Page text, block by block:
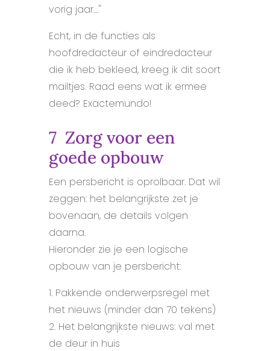
vorig jaar...."
Echt, in de functies als
hoofdredacteur of eindredacteur
die ik heb bekleed, kreeg ik dit soort
mailtjes. Raad eens wat ik ermee
deed? Exactemundo!
7 Zorg voor een
goede opbouw
Een persbericht is oprolbaar. Dat wil
zeggen: het belangrijkste zet je
bovenaan, de details volgen
daarna.
Hieronder zie je een logische
opbouw van je persbericht:
1. Pakkende onderwerpsregel met
het nieuws (minder dan 70 tekens)
2. Het belangrijkste nieuws: val met
de deur in huis